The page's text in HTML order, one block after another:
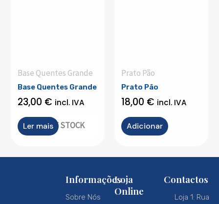
Base Quentes Grande
OUT OF STOCK
Base Quentes Grande
23,00 € incl. IVA
Ler mais
Prato Pão
Prato Pão
18,00 € incl. IVA
Adicionar
Informações
Sobre Nós
Loja
Online
Contactos
Loja 1: Rua